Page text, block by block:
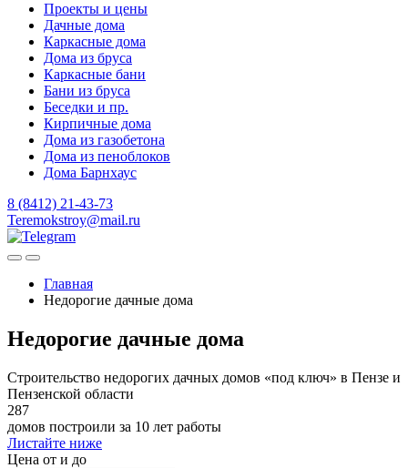
Проекты и цены
Дачные дома
Каркасные дома
Дома из бруса
Каркасные бани
Бани из бруса
Беседки и пр.
Кирпичные дома
Дома из газобетона
Дома из пеноблоков
Дома Барнхаус
8 (8412) 21-43-73
Teremokstroy@mail.ru
Главная
Недорогие дачные дома
Недорогие дачные дома
Строительство недорогих дачных домов «под ключ» в Пензе и
Пензенской области
287
домов построили за 10 лет работы
Листайте ниже
Цена от и до